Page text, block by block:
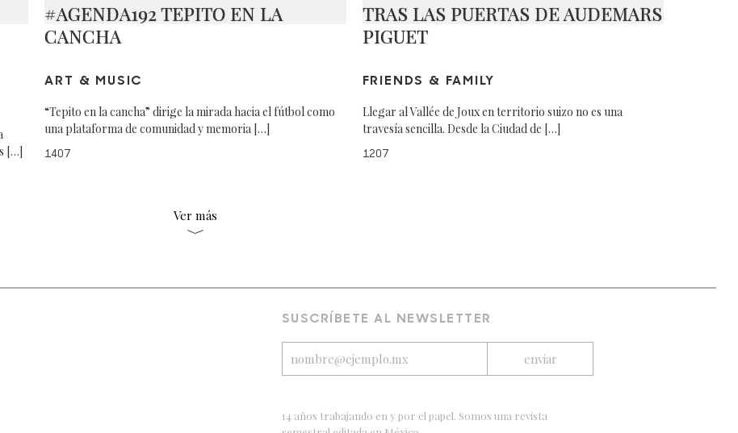
[…]
#AGENDA192 TEPITO EN LA
CANCHA
ART & MUSIC
“Tepito en la cancha” dirige la mirada hacia el fútbol como
una plataforma de comunidad y memoria […]
1407
TRAS LAS PUERTAS DE AUDEMARS
PIGUET
FRIENDS & FAMILY
Llegar al Vallée de Joux en territorio suizo no es una
travesía sencilla. Desde la Ciudad de […]
1207
Ver más
SUSCRÍBETE AL NEWSLETTER
14 años trabajando en y por el papel. Somos una revista